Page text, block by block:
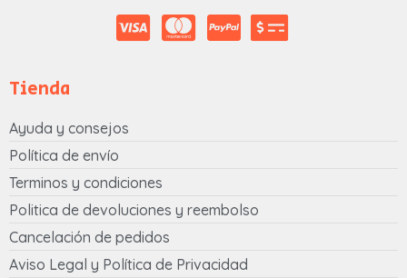
Tienda
Ayuda y consejos
Política de envío
Terminos y condiciones
Politica de devoluciones y reembolso
Cancelación de pedidos
Aviso Legal y Política de Privacidad